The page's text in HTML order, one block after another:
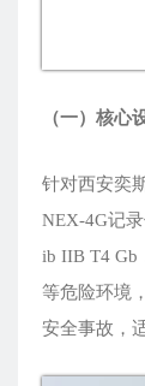
（一）核心
针对西安奕
NEX-4G记
ib IIB T4 Gb
等危险环境
安全事故，